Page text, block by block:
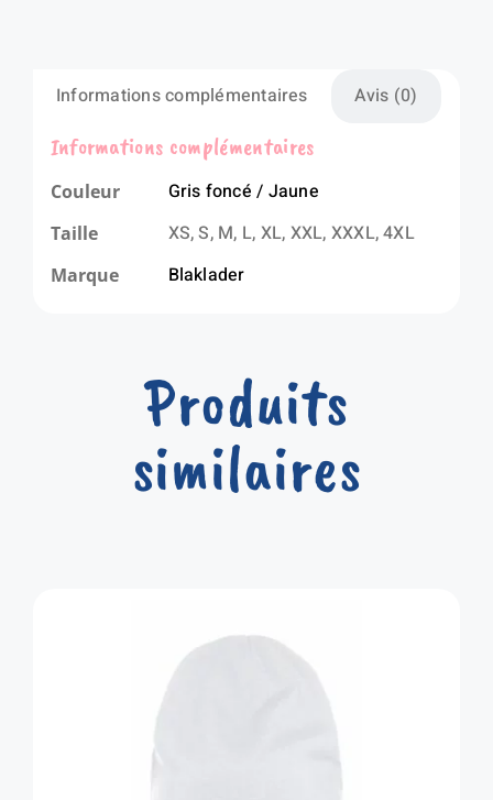
Informations complémentaires Avis (0)
Informations complémentaires
Couleur Gris foncé / Jaune
Taille XS, S, M, L, XL, XXL, XXXL, 4XL
Marque Blaklader
Produits
similaires